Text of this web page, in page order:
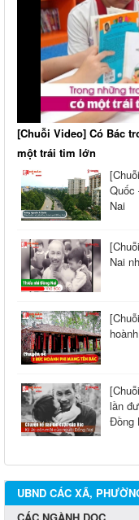
[Chuỗi Video] Có Bác
một trái tim lớn
Quốc
Nai
Nai
lần
Đồng
UBND CÁC XÃ,